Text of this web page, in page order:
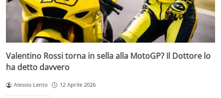
Valentino Rossi torna in sella alla MotoGP? Il Dottore lo
ha detto davvero
Alessio Lento 12 Aprile 2026